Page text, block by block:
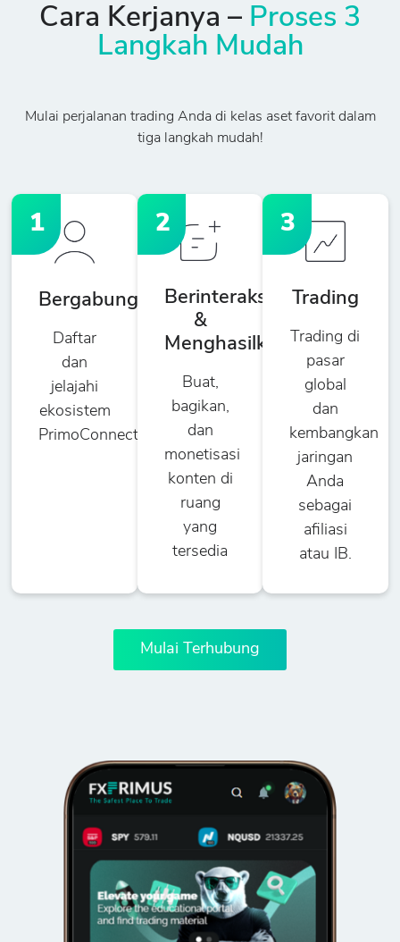
Cara Kerjanya – Proses 3
Langkah Mudah
Mulai perjalanan trading Anda di kelas aset favorit dalam
tiga langkah mudah!
1
Bergabung
Daftar
dan
jelajahi
ekosistem
PrimoConnect
2
Berinteraksi
&
Menghasilkan
Buat,
bagikan,
dan
monetisasi
konten di
ruang
yang
tersedia
3
Trading
Trading di
pasar
global
dan
kembangkan
jaringan
Anda
sebagai
afiliasi
atau IB.
Mulai Terhubung